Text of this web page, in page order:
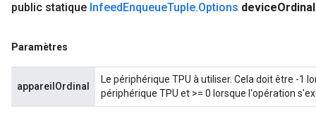
public statique InfeedEnqueueTuple.Options deviceOrdinal
Paramètres
appareilOrdinal
Le périphérique TPU à utiliser. Cela doit être -1
périphérique TPU et >= 0 lorsque l'opération